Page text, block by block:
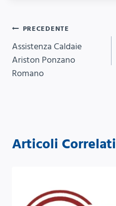
Navigazione
articoli
PRECEDENTE
Assistenza Caldaie
Ariston Ponzano
Romano
Articoli Correlati